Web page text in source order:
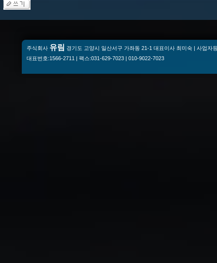
주식회사 유림 경기도 고양시 일산서구 가좌동 21-1 대표이사 최미숙 | 사업자
대표번호:1566-2711 | 팩스:031-629-7023 | 010-9022-7023